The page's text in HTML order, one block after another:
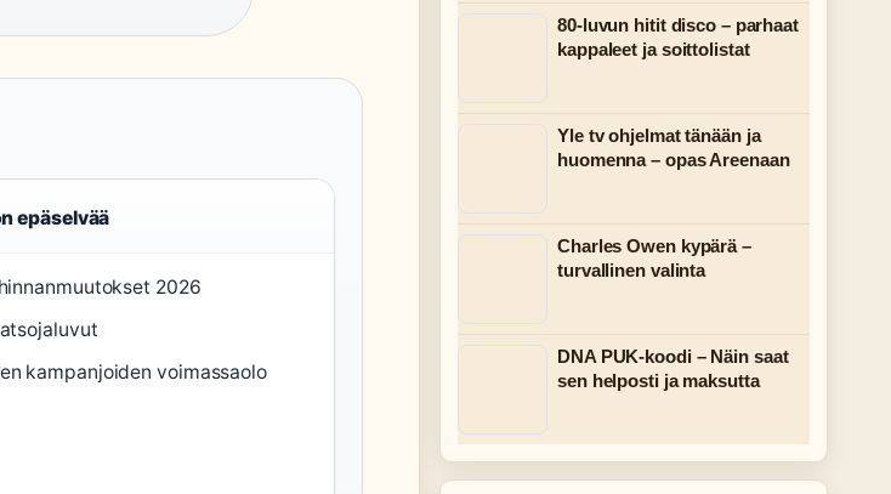
epäselvää
2026
kampanjoiden voimassaolo
80-luvun hitit disco – parhaat
kappaleet ja soittolistat
Yle tv ohjelmat tänään ja
huomenna – opas Areenaan
Charles Owen kypärä –
turvallinen valinta
DNA PUK-koodi – Näin saat
sen helposti ja maksutta